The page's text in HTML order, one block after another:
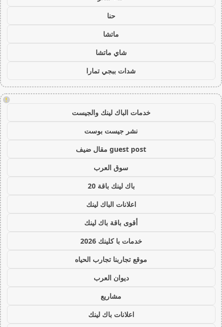
حنا
ماتشا
شاي ماتشا
شدات ببجي تمارا
!
خدمات الباك لينك والجيست
نشر جيست بوست
guest post مقال ضيف
سوق العرب
باك لينك باقة 20
اعلانات الباك لينك
أقوى باقة باك لينك
خدمات با كلينك 2026
موقع تجاربنا تجارب الحياه
ديوان العرب
مشاريع
اعلانات باك لينك